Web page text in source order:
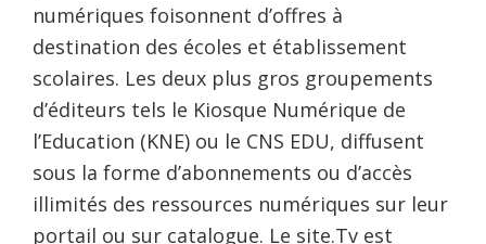
numériques foisonnent d’offres à
destination des écoles et établissement
scolaires. Les deux plus gros groupements
d’éditeurs tels le Kiosque Numérique de
l’Education (KNE) ou le CNS EDU, diffusent
sous la forme d’abonnements ou d’accès
illimités des ressources numériques sur leur
portail ou sur catalogue. Le site.Tv est